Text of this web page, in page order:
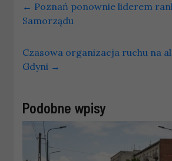
← Poznań ponownie liderem
Samorządu
Czasowa organizacja ruchu na
Gdyni →
Podobne wpisy